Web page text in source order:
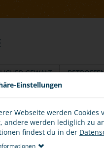
GEWALT
unabhängig von Alter,
religiöser Zugehörigkeit.
Verwandte können Opfer
Einstellungen
Webseite werden
andere werden lediglich zu
findest du in der